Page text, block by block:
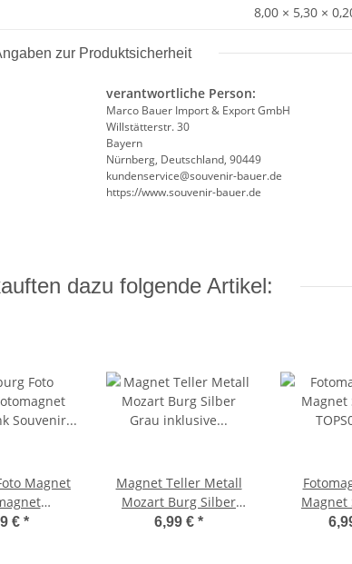
8,00 × 5,30 ×
zur Produktsicherheit
verantwortliche Person:
Marco Bauer Import & Export GmbH
Willstätterstr. 30
Bayern
Nürnberg, Deutschland, 90449
kundenservice@souvenir-bauer.de
https://www.souvenir-bauer.de
dazu folgende Artikel:
Magnet
Souvenir
€ *
Magnet Teller Metall
Mozart Burg Silber
Grau inklusive Box mit
6,99 € *
Magnet